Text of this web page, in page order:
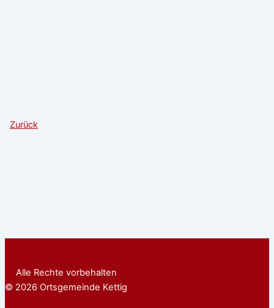
Zurück
Alle Rechte vorbehalten
© 2026 Ortsgemeinde Kettig